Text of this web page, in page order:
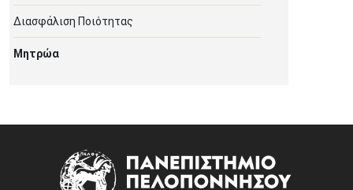
Διασφάλιση Ποιότητας
Μητρώα